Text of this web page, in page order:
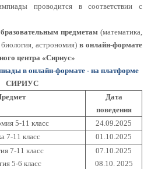
проводится в соответствии с
предметам(математика,
астрономия) в онлайн-формате
центра «Сириус»
в онлайн-формате - на платформе
СИРИУС
Дата
поведения
5-11 класс
24.09.2025
7-11 класс
01.10.2025
7-11 класс
5-6 класс
07.10.2025
08.10. 2025